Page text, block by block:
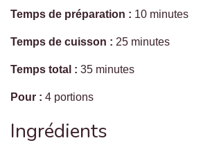
Temps de préparation : 10 minutes
Temps de cuisson : 25 minutes
Temps total : 35 minutes
Pour : 4 portions
Ingrédients